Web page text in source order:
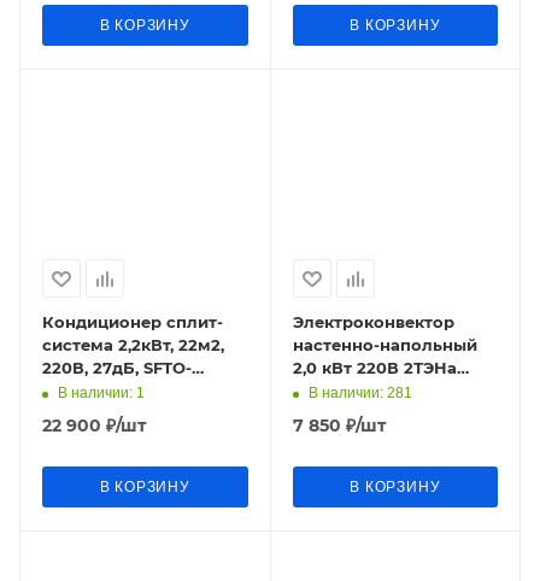
В КОРЗИНУ В КОРЗИНУ
Кондиционер сплит-
система 2,2кВт, 22м2,
220В, 27дБ, SFTO-
07HN1_24Y SHUFT
В наличии: 1
22 900 ₽/шт
В КОРЗИНУ
Электроконвектор
настенно-напольный
2,0 кВт 220В 2ТЭНа
995х405х80 белый
ЭВУБ-2 ДЕЛСОТ
В наличии: 281
7 850 ₽/шт
В КОРЗИНУ